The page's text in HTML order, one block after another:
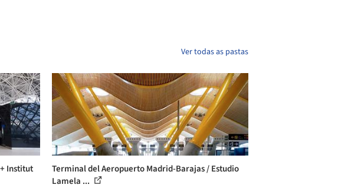
Ver todas as pastas
Institut
Terminal del Aeropuerto Madrid-Barajas / Estudio
Lamela ...